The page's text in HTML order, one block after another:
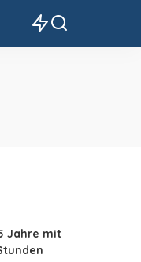
Jahre mit